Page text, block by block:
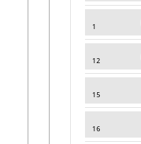
1
12
15
16